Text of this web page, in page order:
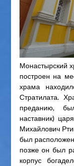
Монастырский
построен на
храма
Стратилата.
преданию,
наставник)
Михайлович
был
позже он был
корпус